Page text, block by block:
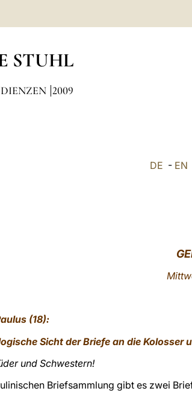
STUHL
2009
DE - EN
(18):
Sicht der Briefe an die Kolosser
und Schwestern!
Briefsammlung gibt es zwei